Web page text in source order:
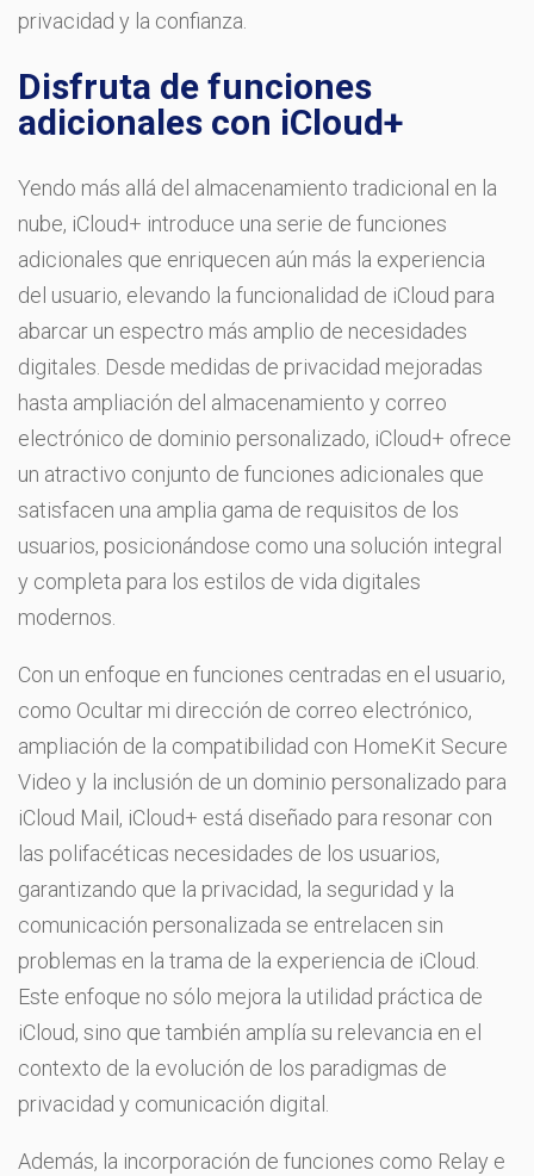
privacidad y la confianza.
Disfruta de funciones
adicionales con iCloud+
Yendo más allá del almacenamiento tradicional en la
nube, iCloud+ introduce una serie de funciones
adicionales que enriquecen aún más la experiencia
del usuario, elevando la funcionalidad de iCloud para
abarcar un espectro más amplio de necesidades
digitales. Desde medidas de privacidad mejoradas
hasta ampliación del almacenamiento y correo
electrónico de dominio personalizado, iCloud+ ofrece
un atractivo conjunto de funciones adicionales que
satisfacen una amplia gama de requisitos de los
usuarios, posicionándose como una solución integral
y completa para los estilos de vida digitales
modernos.
Con un enfoque en funciones centradas en el usuario,
como Ocultar mi dirección de correo electrónico,
ampliación de la compatibilidad con HomeKit Secure
Video y la inclusión de un dominio personalizado para
iCloud Mail, iCloud+ está diseñado para resonar con
las polifacéticas necesidades de los usuarios,
garantizando que la privacidad, la seguridad y la
comunicación personalizada se entrelacen sin
problemas en la trama de la experiencia de iCloud.
Este enfoque no sólo mejora la utilidad práctica de
iCloud, sino que también amplía su relevancia en el
contexto de la evolución de los paradigmas de
privacidad y comunicación digital.
Además, la incorporación de funciones como Relay e